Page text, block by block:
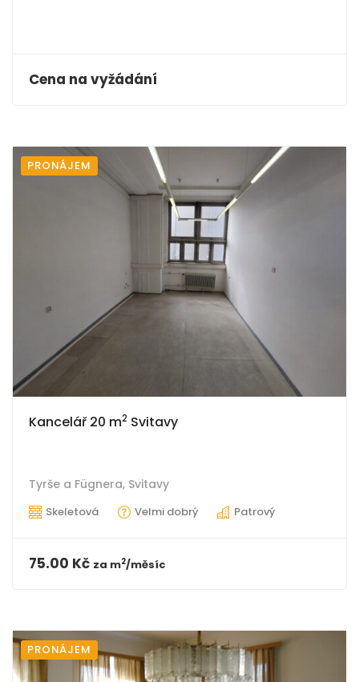
Cena na vyžádání
PRONÁJEM
Kancelář 20 m2 Svitavy
Tyrše a Fügnera, Svitavy
Skeletová Velmi dobrý Patrový
75.00 Kč za m2/měsíc
PRONÁJEM